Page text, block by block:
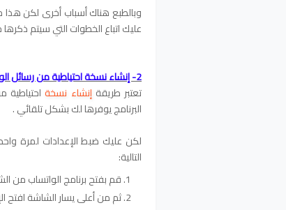
وبالطبع هناك أسباب أخرى لكن
عليك اتباع الخطوات التي سيتم
2- إنشاء نسخة احتياطية من رسائل الواتساب على قوقل درايف
تعتبر طريقةإنشاء نسخةاحتياطية
البرنامج يوفرها لك بشكل تلقائي .
لكن عليك ضبط الإعدادات لمرة
التالية:
قم بفتح برنامج الواتساب من
ثم من أعلى يسار الشاشة افتح